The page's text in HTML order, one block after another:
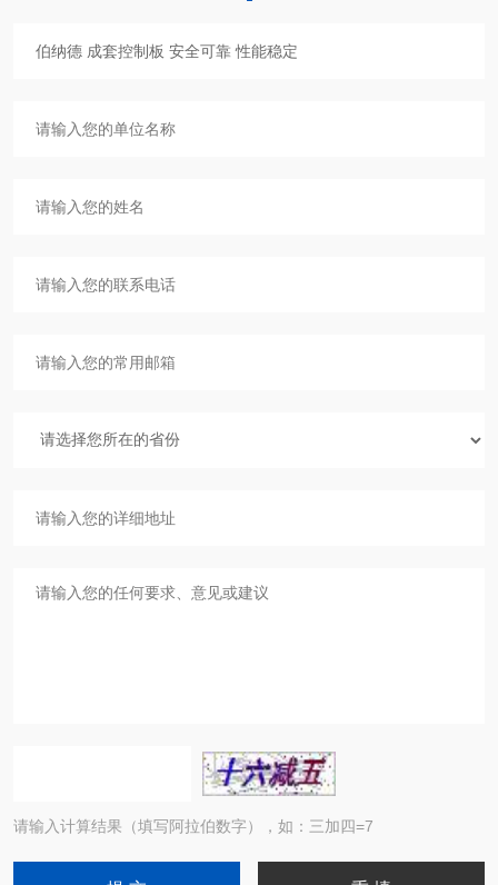
请输入计算结果（填写阿拉伯数字），如：三加四=7